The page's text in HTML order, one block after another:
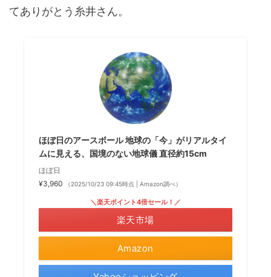
てありがとう糸井さん。
ほぼ日のアースボール 地球の「今」がリアルタイ
ムに見える、国境のない地球儀 直径約15cm
ほぼ日
¥3,960
（2025/10/23 09:45時点 | Amazon調べ）
Amazon
＼楽天ポイント4倍セール！／
楽天市場